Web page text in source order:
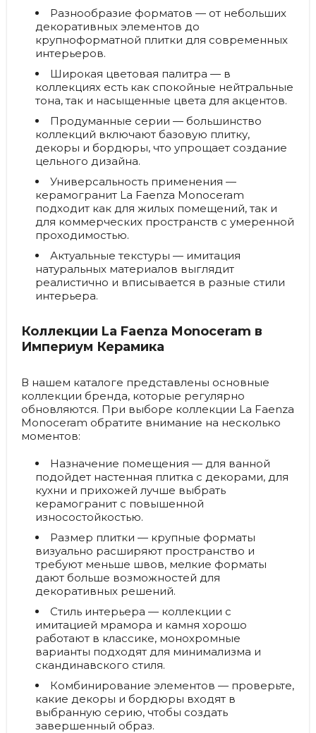
Разнообразие форматов — от небольших
декоративных элементов до
крупноформатной плитки для современных
интерьеров.
Широкая цветовая палитра — в
коллекциях есть как спокойные нейтральные
тона, так и насыщенные цвета для акцентов.
Продуманные серии — большинство
коллекций включают базовую плитку,
декоры и бордюры, что упрощает создание
цельного дизайна.
Универсальность применения —
керамогранит La Faenza Monoceram
подходит как для жилых помещений, так и
для коммерческих пространств с умеренной
проходимостью.
Актуальные текстуры — имитация
натуральных материалов выглядит
реалистично и вписывается в разные стили
интерьера.
Коллекции La Faenza Monoceram в
Империум Керамика
В нашем каталоге представлены основные
коллекции бренда, которые регулярно
обновляются. При выборе коллекции La Faenza
Monoceram обратите внимание на несколько
моментов:
Назначение помещения — для ванной
подойдет настенная плитка с декорами, для
кухни и прихожей лучше выбрать
керамогранит с повышенной
износостойкостью.
Размер плитки — крупные форматы
визуально расширяют пространство и
требуют меньше швов, мелкие форматы
дают больше возможностей для
декоративных решений.
Стиль интерьера — коллекции с
имитацией мрамора и камня хорошо
работают в классике, монохромные
варианты подходят для минимализма и
скандинавского стиля.
Комбинирование элементов — проверьте,
какие декоры и бордюры входят в
выбранную серию, чтобы создать
завершенный образ.